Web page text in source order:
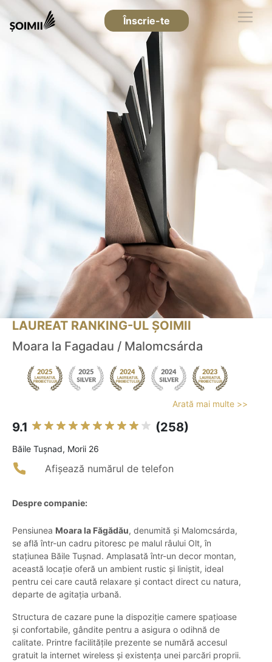
Înscrie-te
LAUREAT RANKING-UL ȘOIMII
Moara la Fagadau / Malomcsárda
Arată mai multe >>
9.1 (258)
Băile Tuşnad, Morii 26
Afișează numărul de telefon
Despre companie:
Pensiunea Moara la Făgădău, denumită și Malomcsárda,
se află într-un cadru pitoresc pe malul râului Olt, în
stațiunea Băile Tușnad. Amplasată într-un decor montan,
această locație oferă un ambient rustic și liniștit, ideal
pentru cei care caută relaxare și contact direct cu natura,
departe de agitația urbană.
Structura de cazare pune la dispoziție camere spațioase
și confortabile, gândite pentru a asigura o odihnă de
calitate. Printre facilitățile prezente se numără accesul
gratuit la internet wireless și existența unei parcări proprii.